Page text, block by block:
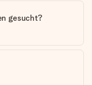
gesucht?